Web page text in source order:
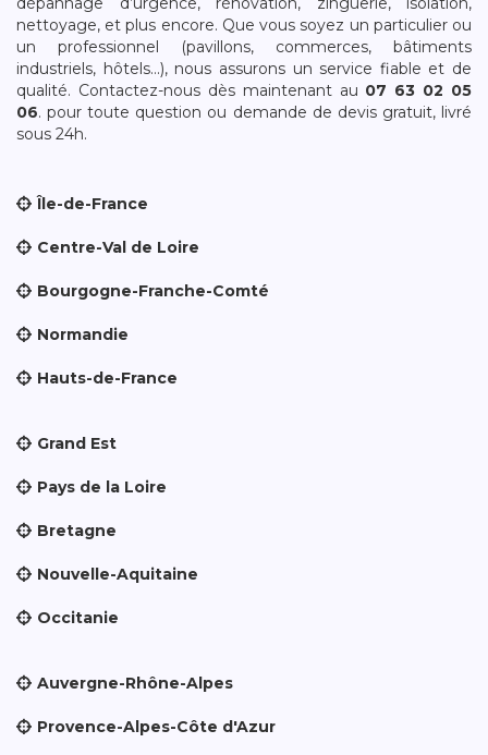
nettoyage, et plus encore. Que vous soyez un particulier ou
un professionnel (pavillons, commerces, bâtiments
industriels, hôtels…), nous assurons un service fiable et de
qualité. Contactez-nous dès maintenant au 07 63 02 05
06. pour toute question ou demande de devis gratuit, livré
sous 24h.
Île-de-France
Centre-Val de Loire
Bourgogne-Franche-Comté
Normandie
Hauts-de-France
Grand Est
Pays de la Loire
Bretagne
Nouvelle-Aquitaine
Occitanie
Auvergne-Rhône-Alpes
Provence-Alpes-Côte d'Azur